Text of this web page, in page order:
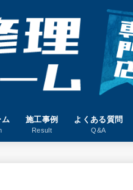
施工事例
Result
よくある質問
Q&A